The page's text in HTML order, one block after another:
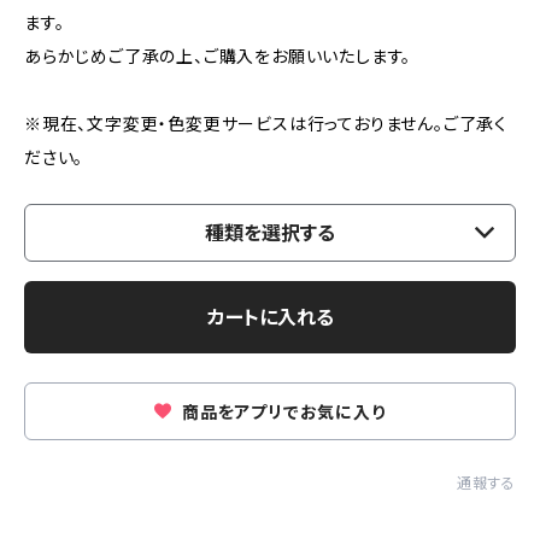
ます。
あらかじめご了承の上、ご購入をお願いいたします。
※現在、文字変更・色変更サービスは行っておりません。ご了承く
ださい。
種類を選択する
カートに入れる
商品をアプリでお気に入り
通報する